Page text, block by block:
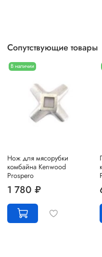
Сопутствующие товары
В наличии
Нож для мясорубки
комбайна Kenwood
Prospero
1 780 ₽